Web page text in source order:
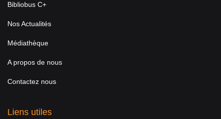
Bibliobus C+
Nos Actualités
Médiathèque
A propos de nous
Contactez nous
Liens utiles